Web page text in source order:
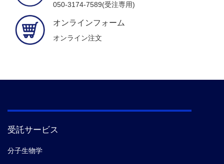
050-3174-7589(受注専用)
オンラインフォーム
オンライン注文
受託サービス
分子生物学